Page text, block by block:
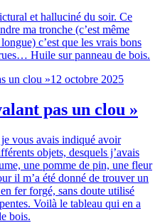
et halluciné du soir. Ce
ma tronche (c’est même
c’est que les vrais bons
Huile sur panneau de bois.
12 octobre 2025
pas un clou »
vous avais indiqué avoir
objets, desquels j’avais
une pomme de pin, une fleur
il m’a été donné de trouver un
fer forgé, sans doute utilisé
Voilà le tableau qui en a
bois.